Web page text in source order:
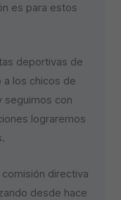
es para estos
deportivas de
a los chicos de
seguimos con
lograremos
directiva
desde hace